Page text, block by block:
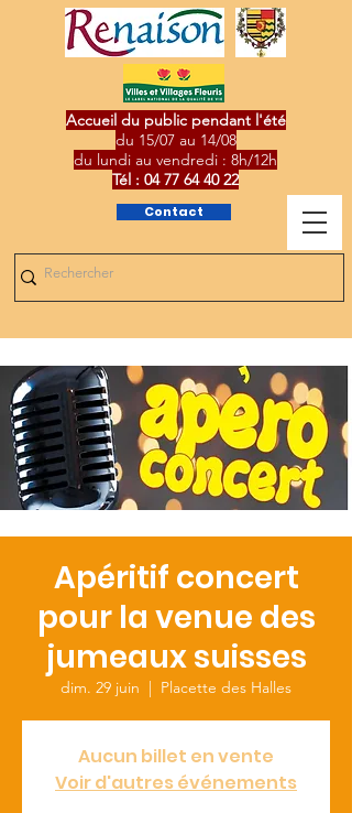
Contact
Accueil du public pendant l'été
du 15/07 au 14/08
du lundi au vendredi : 8h/12h
Tél : 04 77 64 40 22
Apéritif concert
pour la venue des
jumeaux suisses
dim. 29 juin
  |
Placette des Halles
Aucun billet en vente
Voir d'autres événements